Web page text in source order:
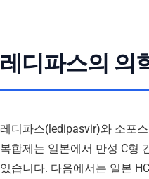
레디파스의 의
레디파스(ledipasvir)와 소포
복합제는 일본에서 만성 C형
있습니다. 다음에서는 일본